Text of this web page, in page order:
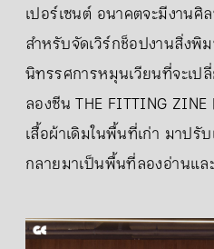
เปอร์เซนต์ อนาคตจะมีงาน
สำหรับจัดเวิร์กช็อปงานสิ่งพิ
นิทรรศการหมุนเวียนที่จะเป
ลองซีน THE FITTING ZINE
เสื้อผ้าเดิมในพื้นที่เก่า มาป
กลายมาเป็นพื้นที่ลองอ่านแล